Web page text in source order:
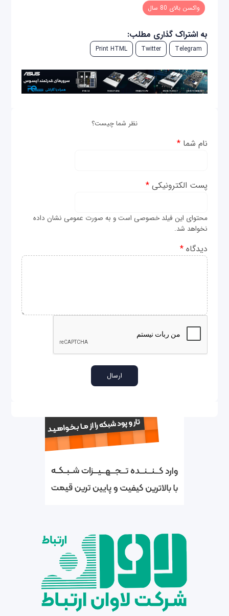
واکسن بالای 80 سال
به اشتراک گذاری مطلب:
Telegram
Twitter
Print HTML
نظر شما چیست؟
نام شما*
پست الکترونیکی*
محتوای این فیلد خصوصی است و به صورت عمومی نشان داده
نخواهد شد.
دیدگاه*